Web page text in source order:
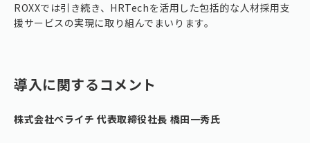
ROXXでは引き続き、HRTechを活用した包括的な人材採用支
援サービスの実現に取り組んでまいります。
導入に関するコメント
株式会社ペライチ 代表取締役社長 橋田一秀氏